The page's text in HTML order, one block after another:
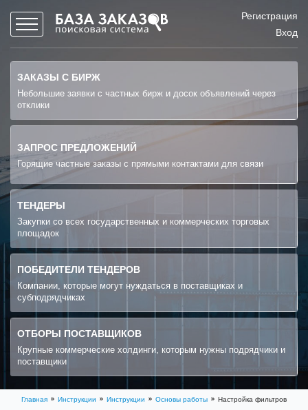
Регистрация
Вход
ЗАКАЗЫ С БИРЖ
Небольшие заявки с частных бирж и досок объявлений через
отклики
ЗАПРОС ПРЕДЛОЖЕНИЙ
Горящие частные заказы с прямыми контактами для связи
ТЕНДЕРЫ
Закупки со всех государственных и коммерческих торговых
площадок
ПОБЕДИТЕЛИ ТЕНДЕРОВ
Компании, которые могут нуждаться в поставщиках и
субподрядчиках
ОТБОРЫ ПОСТАВЩИКОВ
Крупные коммерческие холдинги, которым нужны подрядчики и
поставщики
Главная Инструкции Инструкции Основы работы Настройка фильтров